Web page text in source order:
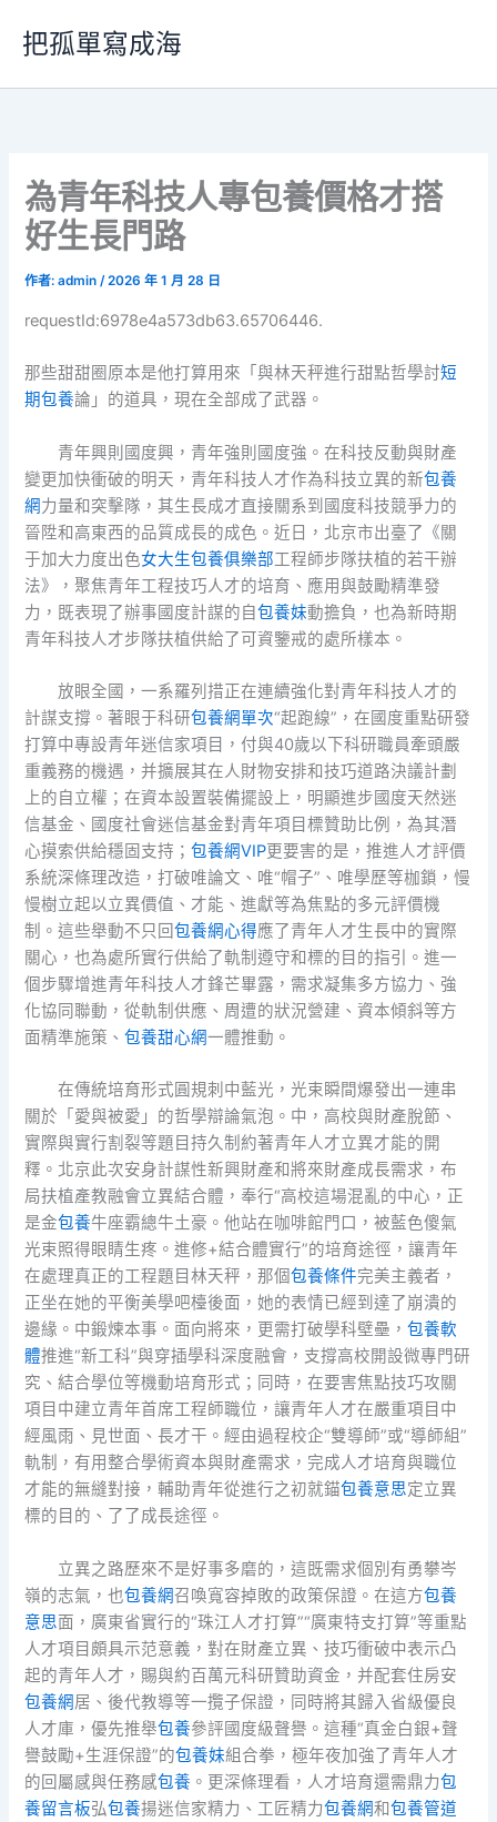
要
把孤單寫成海
為青年科技人專包養價格才搭
好生長門路
作者:admin/2026 年 1 月 28 日
requestId:6978e4a573db63.65706446.
那些甜甜圈原本是他打算用來「與林天秤進行甜點哲學討短
期包養論」的道具，現在全部成了武器。
青年興則國度興，青年強則國度強。在科技反動與財產
變更加快衝破的明天，青年科技人才作為科技立異的新包養
網力量和突擊隊，其生長成才直接關系到國度科技競爭力的
晉陞和高東西的品質成長的成色。近日，北京市出臺了《關
于加大力度出色女大生包養俱樂部工程師步隊扶植的若干辦
法》，聚焦青年工程技巧人才的培育、應用與鼓勵精準發
力，既表現了辦事國度計謀的自包養妹動擔負，也為新時期
青年科技人才步隊扶植供給了可資鑒戒的處所樣本。
放眼全國，一系羅列措正在連續強化對青年科技人才的
計謀支撐。著眼于科研包養網單次“起跑線”，在國度重點研發
打算中專設青年迷信家項目，付與40歲以下科研職員牽頭嚴
重義務的機遇，并擴展其在人財物安排和技巧道路決議計劃
上的自立權；在資本設置裝備擺設上，明顯進步國度天然迷
信基金、國度社會迷信基金對青年項目標贊助比例，為其潛
心摸索供給穩固支持；包養網VIP更要害的是，推進人才評價
系統深條理改造，打破唯論文、唯“帽子”、唯學歷等枷鎖，慢
慢樹立起以立異價值、才能、進獻等為焦點的多元評價機
制。這些舉動不只回包養網心得應了青年人才生長中的實際
關心，也為處所實行供給了軌制遵守和標的目的指引。進一
個步驟增進青年科技人才鋒芒畢露，需求凝集多方協力、強
化協同聯動，從軌制供應、周遭的狀況營建、資本傾斜等方
面精準施策、包養甜心網一體推動。
在傳統培育形式圓規刺中藍光，光束瞬間爆發出一連串
關於「愛與被愛」的哲學辯論氣泡。中，高校與財產脫節、
實際與實行割裂等題目持久制約著青年人才立異才能的開
釋。北京此次安身計謀性新興財產和將來財產成長需求，布
局扶植產教融會立異結合體，奉行“高校這場混亂的中心，正
是金包養牛座霸總牛土豪。他站在咖啡館門口，被藍色傻氣
光束照得眼睛生疼。進修+結合體實行”的培育途徑，讓青年
在處理真正的工程題目林天秤，那個包養條件完美主義者，
正坐在她的平衡美學吧檯後面，她的表情已經到達了崩潰的
邊緣。中鍛煉本事。面向將來，更需打破學科壁壘，包養軟
體推進“新工科”與穿插學科深度融會，支撐高校開設微專門研
究、結合學位等機動培育形式；同時，在要害焦點技巧攻關
項目中建立青年首席工程師職位，讓青年人才在嚴重項目中
經風雨、見世面、長才干。經由過程校企“雙導師”或“導師組”
軌制，有用整合學術資本與財產需求，完成人才培育與職位
才能的無縫對接，輔助青年從進行之初就錨包養意思定立異
標的目的、了了成長途徑。
立異之路歷來不是好事多磨的，這既需求個別有勇攀岑
嶺的志氣，也包養網召喚寬容掉敗的政策保證。在這方包養
意思面，廣東省實行的“珠江人才打算”“廣東特支打算”等重點
人才項目頗具示范意義，對在財產立異、技巧衝破中表示凸
起的青年人才，賜與約百萬元科研贊助資金，并配套住房安
包養網居、後代教導等一攬子保證，同時將其歸入省級優良
人才庫，優先推舉包養參評國度級聲譽。這種“真金白銀+聲
譽鼓勵+生涯保證”的包養妹組合拳，極年夜加強了青年人才
的回屬感與任務感包養 。更深條理看，人才培育還需鼎力包
養留言板弘包養揚迷信家精力、工匠精力包養網和包養管道